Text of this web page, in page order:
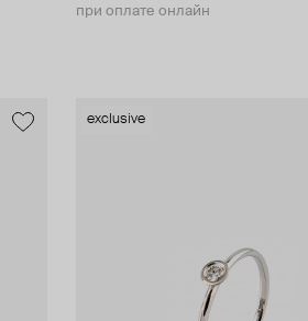
при оплате онлайн
exclusive